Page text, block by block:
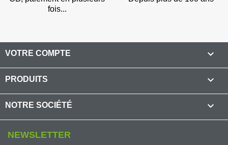
fois...
VOTRE COMPTE 
PRODUITS 
NOTRE SOCIÉTÉ 
NEWSLETTER